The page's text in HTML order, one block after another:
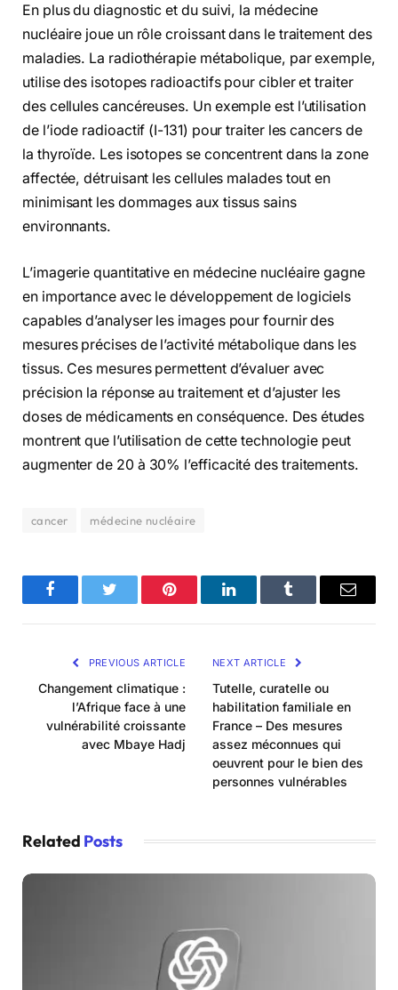
En plus du diagnostic et du suivi, la médecine
nucléaire joue un rôle croissant dans le traitement des
maladies. La radiothérapie métabolique, par exemple,
utilise des isotopes radioactifs pour cibler et traiter
des cellules cancéreuses. Un exemple est l’utilisation
de l’iode radioactif (I-131) pour traiter les cancers de
la thyroïde. Les isotopes se concentrent dans la zone
affectée, détruisant les cellules malades tout en
minimisant les dommages aux tissus sains
environnants.
L’imagerie quantitative en médecine nucléaire gagne
en importance avec le développement de logiciels
capables d’analyser les images pour fournir des
mesures précises de l’activité métabolique dans les
tissus. Ces mesures permettent d’évaluer avec
précision la réponse au traitement et d’ajuster les
doses de médicaments en conséquence. Des études
montrent que l’utilisation de cette technologie peut
augmenter de 20 à 30% l’efficacité des traitements.
cancer médecine nucléaire
FacebookTwitter Pinterest LinkedInTumblr Email
PREVIOUS ARTICLE
Changement climatique :
l’Afrique face à une
vulnérabilité croissante
avec Mbaye Hadj
NEXT ARTICLE
Tutelle, curatelle ou
habilitation familiale en
France – Des mesures
assez méconnues qui
oeuvrent pour le bien des
personnes vulnérables
Related Posts